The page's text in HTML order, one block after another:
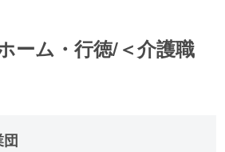
ーム・行徳/＜介護職